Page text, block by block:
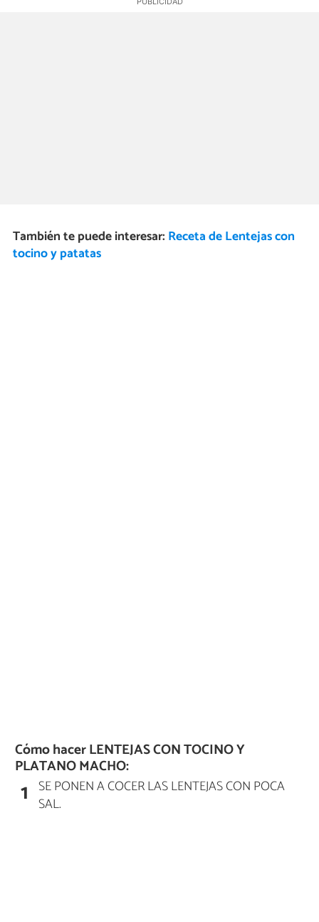
También te puede interesar: Receta de Lentejas con
tocino y patatas
Cómo hacer LENTEJAS CON TOCINO Y
PLATANO MACHO:
1 SE PONEN A COCER LAS LENTEJAS CON POCA
SAL.